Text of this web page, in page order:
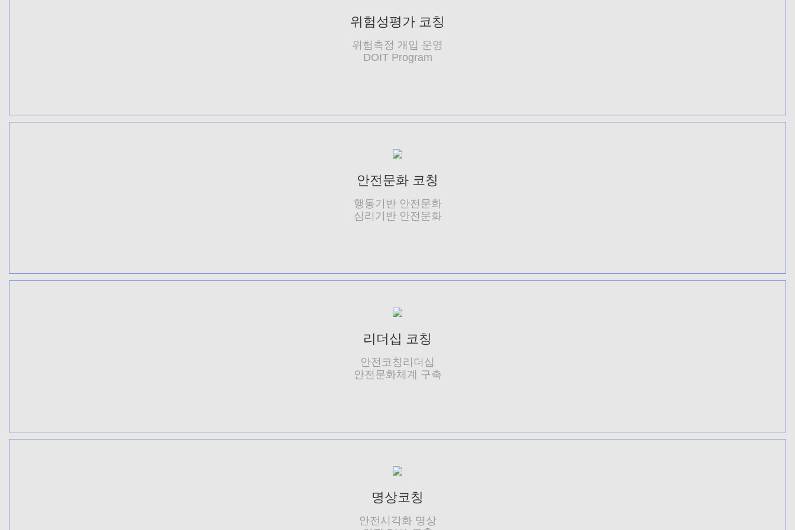
위험성평가 코칭
위험측정 개입 운영
DOIT Program
안전문화 코칭
행동기반 안전문화
심리기반 안전문화
리더십 코칭
안전코칭리더십
안전문화체계 구축
명상코칭
안전시각화 명상